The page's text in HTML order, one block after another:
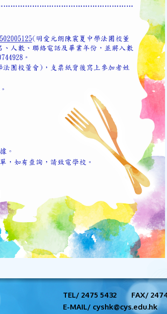
TEL/ 2475 5432
FAX/
E-MAIL/ cyshk@cys.edu.hk